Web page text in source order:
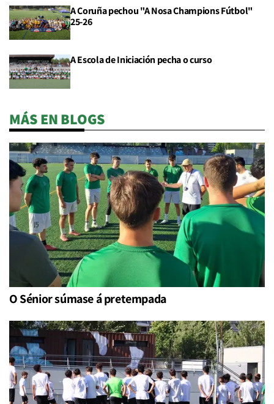
A Coruña pechou "A Nosa Champions Fútbol"
25-26
A Escola de Iniciación pecha o curso
MÁS EN BLOGS
O Sénior súmase á pretempada